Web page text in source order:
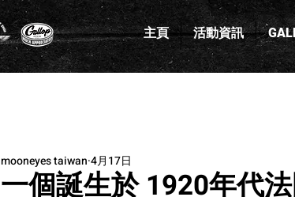
主頁 活動資訊
一個誕生於 1920年代
mooneyes taiwan 4月17日